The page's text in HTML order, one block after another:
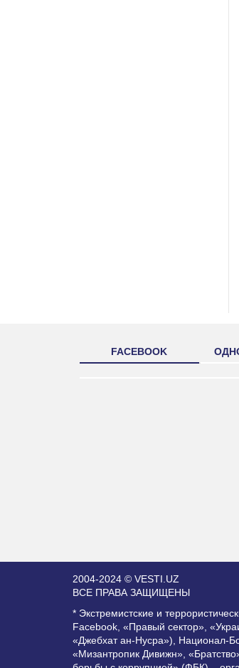
FACEBOOK
2004-2024 © VESTI.UZ
ВСЕ ПРАВА ЗАЩИЩЕНЫ
* Экстремистские и
Facebook, «Правый сектор»,
«Джебхат ан-Нусра»), Национал-
«Мизантропик Дивижн»,